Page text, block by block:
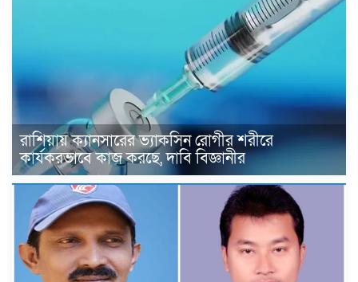
রাশিয়ায় ক্যানসারের ভ্যাকসিন রোগীর শরীরে
কার্যকরভাবে কাজ করছে, দাবি বিজ্ঞানীর